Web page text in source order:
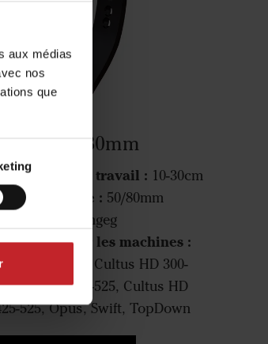
aux médias
nos
que
50/80mm
de travail : 10-30cm
Largeur pointe : 50/80mm
Mélangeg
sur les machines :
300-400, Cultus HD 300-
Cultus 425-525, Cultus HD
525, Opus, Swift, TopDown